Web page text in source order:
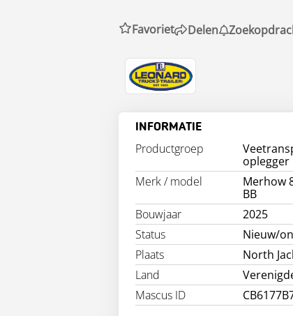
Favoriet
Delen
INFORMATIE
Productgroep
oplegger
Merk / model
Merhow
BB
Bouwjaar
2025
Status
Nieuw/
Plaats
North
Land
Mascus ID